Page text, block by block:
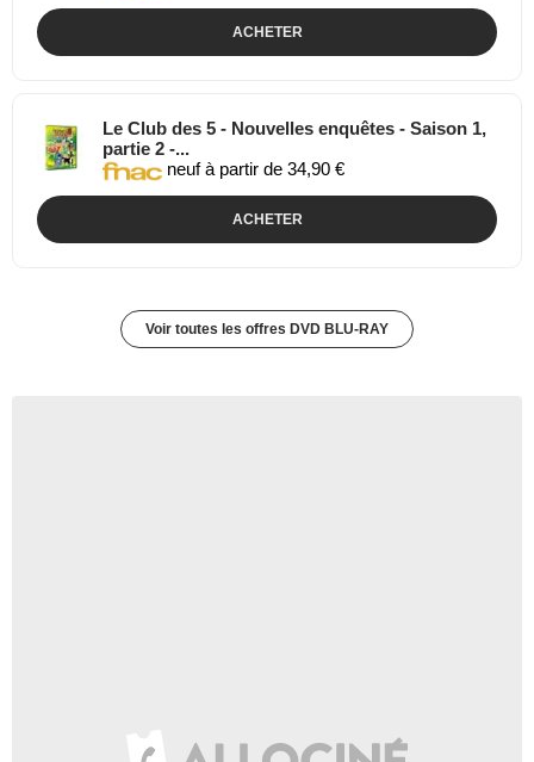
ACHETER
Le Club des 5 - Nouvelles enquêtes - Saison 1,
partie 2 -...
neuf à partir de 34,90 €
ACHETER
Voir toutes les offres DVD BLU-RAY